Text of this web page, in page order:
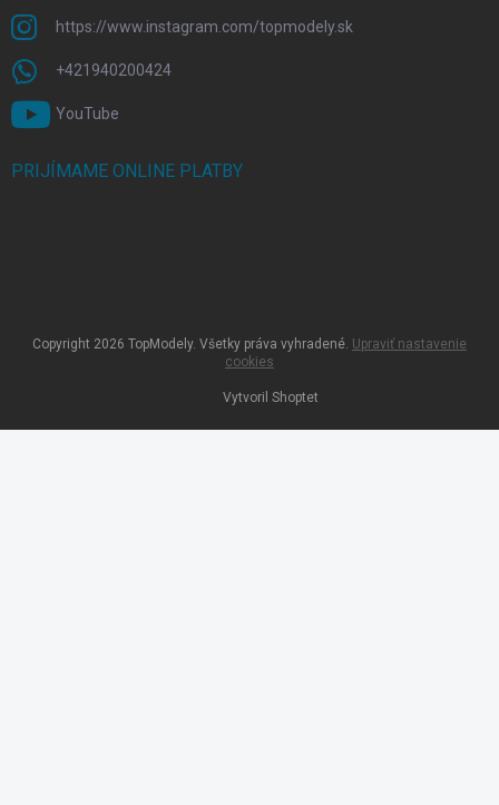
https://www.instagram.com/topmodely.sk
+421940200424
YouTube
PRIJÍMAME ONLINE PLATBY
Vytvoril Shoptet
Copyright 2026 TopModely. Všetky práva vyhradené. Upraviť nastavenie
cookies